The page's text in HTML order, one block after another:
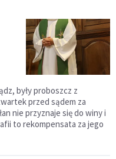
były proboszcz z
przed sądem za
nie przyznaje się do winy i
to rekompensata za jego